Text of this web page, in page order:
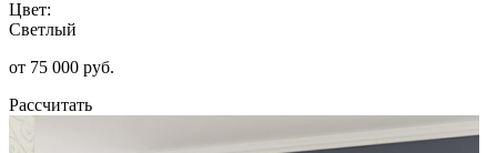
Цвет:
Светлый
от 75 000 руб.
Рассчитать